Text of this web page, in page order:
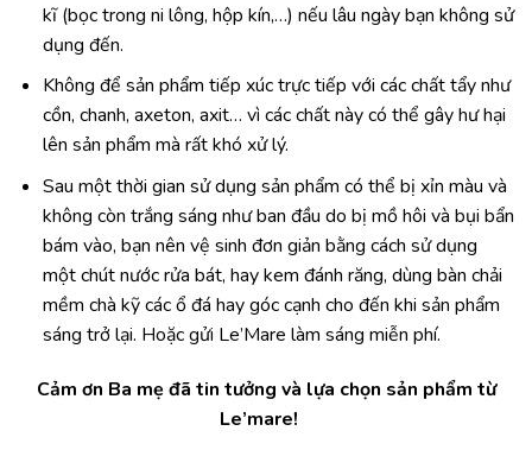
kĩ (bọc trong ni lông, hộp kín,…) nếu lâu ngày bạn không sử
dụng đến.
Không để sản phẩm tiếp xúc trực tiếp với các chất tẩy như
cồn, chanh, axeton, axit… vì các chất này có thể gây hư hại
lên sản phẩm mà rất khó xử lý.
Sau một thời gian sử dụng sản phẩm có thể bị xỉn màu và
không còn trắng sáng như ban đầu do bị mồ hôi và bụi bẩn
bám vào, bạn nên vệ sinh đơn giản bằng cách sử dụng
một chút nước rửa bát, hay kem đánh răng, dùng bàn chải
mềm chà kỹ các ổ đá hay góc cạnh cho đến khi sản phẩm
sáng trở lại. Hoặc gửi Le’Mare làm sáng miễn phí.
Cảm ơn Ba mẹ đã tin tưởng và lựa chọn sản phẩm từ
Le’mare!